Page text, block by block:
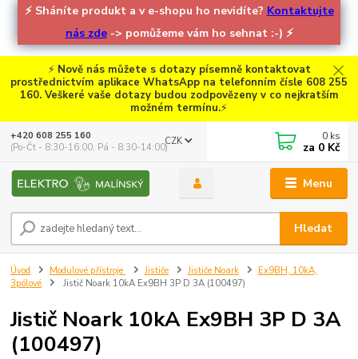
⚡ Sháníte produkt a v e-shopu ho nevidíte? Kontaktujte
nás zde-> pomůžeme vám ho sehnat :-) ⚡
⚡ Nově nás můžete s dotazy písemně kontaktovat
prostřednictvím aplikace WhatsApp na telefonním čísle 608 255
160. Veškeré vaše dotazy budou zodpovězeny v co nejkratším
možném termínu.⚡
Menu
CZK
Hledat
+420 608 255 160
(Po-Čt - 8:30-16:00, Pá - 8:30-14:00)
0 ks
za 0 Kč
Úvod Modulové přístroje Jističe Jističe Noark
Ex9BH, 10kA,
3pólové
Jistič Noark 10kA Ex9BH 3P D 3A (100497)
Jistič Noark 10kA Ex9BH 3P D 3A
(100497)